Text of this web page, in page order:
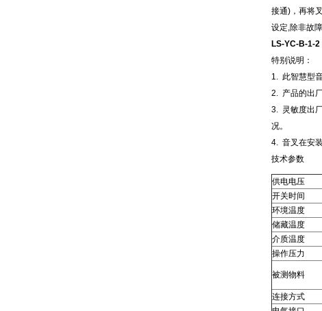
接通)，再将
设定,除非故
LS-YC-B-1-
特别说明：
1. 此智慧型
2. 产品的出
3. 灵敏度出
况。
4. 音叉在安
技术参数
供电电压
开关时间
环境温度
储藏温度
介质温度
操作压力
被测物料
连接方式